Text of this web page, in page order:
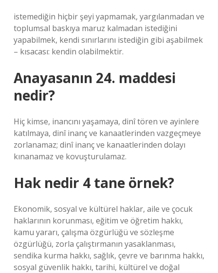
istemediğin hiçbir şeyi yapmamak, yargılanmadan ve
toplumsal baskıya maruz kalmadan istediğini
yapabilmek, kendi sınırlarını istediğin gibi aşabilmek
– kısacası: kendin olabilmektir.
Anayasanın 24. maddesi
nedir?
Hiç kimse, inancını yaşamaya, dinî tören ve ayinlere
katılmaya, dinî inanç ve kanaatlerinden vazgeçmeye
zorlanamaz; dinî inanç ve kanaatlerinden dolayı
kınanamaz ve kovuşturulamaz.
Hak nedir 4 tane örnek?
Ekonomik, sosyal ve kültürel haklar, aile ve çocuk
haklarının korunması, eğitim ve öğretim hakkı,
kamu yararı, çalışma özgürlüğü ve sözleşme
özgürlüğü, zorla çalıştırmanın yasaklanması,
sendika kurma hakkı, sağlık, çevre ve barınma hakkı,
sosyal güvenlik hakkı, tarihi, kültürel ve doğal